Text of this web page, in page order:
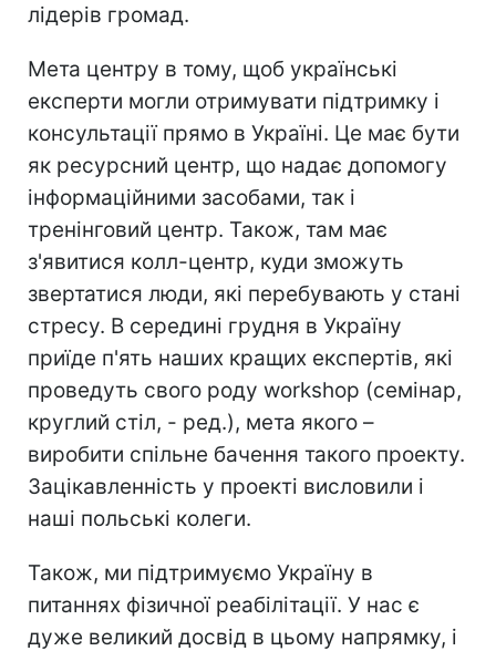
лідерів громад.
Мета центру в тому, щоб українські
експерти могли отримувати підтримку і
консультації прямо в Україні. Це має бути
як ресурсний центр, що надає допомогу
інформаційними засобами, так і
тренінговий центр. Також, там має
з'явитися колл-центр, куди зможуть
звертатися люди, які перебувають у стані
стресу. В середині грудня в Україну
приїде п'ять наших кращих експертів, які
проведуть свого роду workshop (семінар,
круглий стіл, - ред.), мета якого –
виробити спільне бачення такого проекту.
Зацікавленність у проекті висловили і
наші польські колеги.
Також, ми підтримуємо Україну в
питаннях фізичної реабілітації. У нас є
дуже великий досвід в цьому напрямку, і